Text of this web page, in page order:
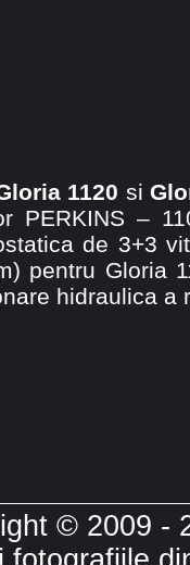
1120 si
PERKINS –
de 3+3
pentru Gloria
hidraulica a
© 2009 -